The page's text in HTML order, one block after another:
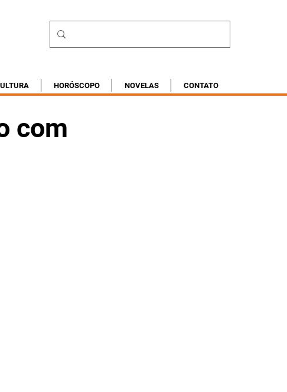
HORÓSCOPO NOVELAS CONTATO
com